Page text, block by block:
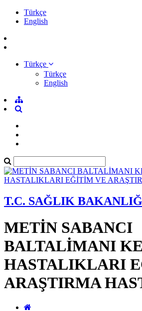
Türkçe
English
Türkçe
Türkçe
English
T.C. SAĞLIK
METİN SABANCI
BALTALİMANI
HASTALIKLARI
ARAŞTIRMA